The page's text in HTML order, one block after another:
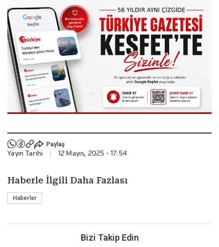
Paylaş
Yayın Tarihi | 12 Mayıs, 2025 - 17:54
Haberle İlgili Daha Fazlası
Haberler
Bizi Takip Edin